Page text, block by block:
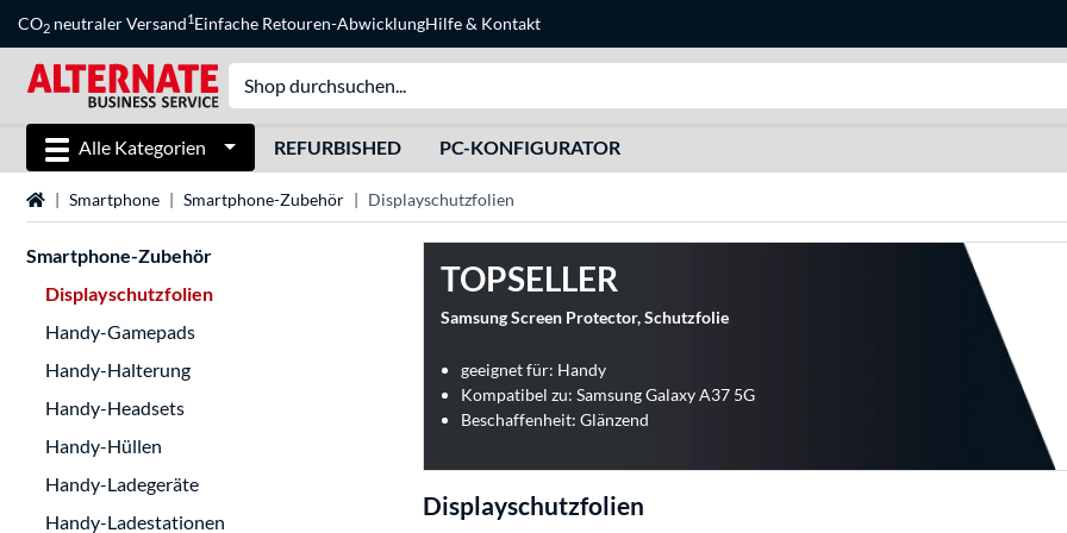
CO2 neutraler Versand1Einfache Retouren-AbwicklungHilfe& Kontakt
Alle Kategorien REFURBISHED PC-KONFIGURATOR
StartseiteSmartphone Smartphone-Zubehör Displayschutzfolien
Smartphone-Zubehör
Displayschutzfolien
Handy-Gamepads
Handy-Halterung
Handy-Headsets
Handy-Hüllen
Handy-Ladegeräte
Handy-Ladestationen
TOPSELLER
Samsung Screen Protector, Schutzfolie
geeignet für: Handy
Kompatibel zu: Samsung Galaxy A37 5G
Beschaffenheit: Glänzend
Displayschutzfolien